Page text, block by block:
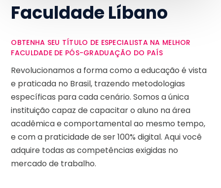
Faculdade Líbano
OBTENHA SEU TÍTULO DE ESPECIALISTA NA MELHOR
FACULDADE DE PÓS-GRADUAÇÃO DO PAÍS
Revolucionamos a forma como a educação é vista
e praticada no Brasil, trazendo metodologias
específicas para cada cenário. Somos a única
instituição capaz de capacitar o aluno na área
acadêmica e comportamental ao mesmo tempo,
e com a praticidade de ser 100% digital. Aqui você
adquire todas as competências exigidas no
mercado de trabalho.